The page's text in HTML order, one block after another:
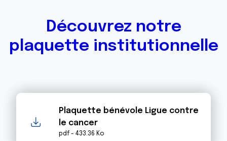
Découvrez notre
plaquette institutionnelle
Plaquette bénévole Ligue contre
le cancer
pdf - 433.36 Ko